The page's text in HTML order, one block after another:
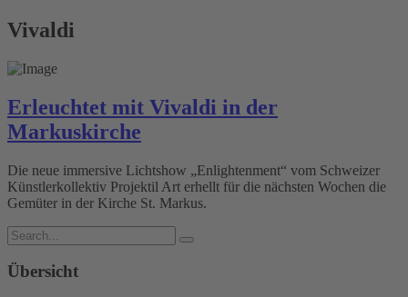
Vivaldi
Erleuchtet mit Vivaldi in der
Markuskirche
Die neue immersive Lichtshow „Enlightenment“ vom Schweizer
Künstlerkollektiv Projektil Art erhellt für die nächsten Wochen die
Gemüter in der Kirche St. Markus.
Übersicht